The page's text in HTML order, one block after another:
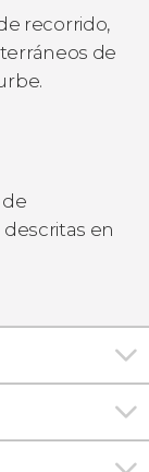
recorrido,
de
descritas en